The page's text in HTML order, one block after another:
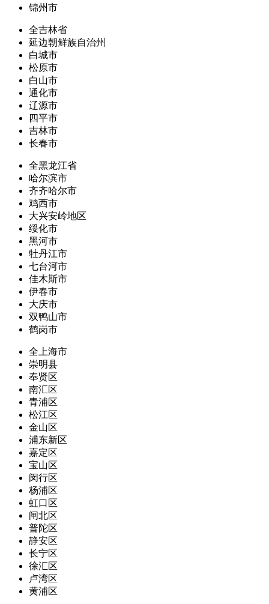
锦州市
全吉林省
延边朝鲜族自治州
白城市
松原市
白山市
通化市
辽源市
四平市
吉林市
长春市
全黑龙江省
哈尔滨市
齐齐哈尔市
鸡西市
大兴安岭地区
绥化市
黑河市
牡丹江市
七台河市
佳木斯市
伊春市
大庆市
双鸭山市
鹤岗市
全上海市
崇明县
奉贤区
南汇区
青浦区
松江区
金山区
浦东新区
嘉定区
宝山区
闵行区
杨浦区
虹口区
闸北区
普陀区
静安区
长宁区
徐汇区
卢湾区
黄浦区